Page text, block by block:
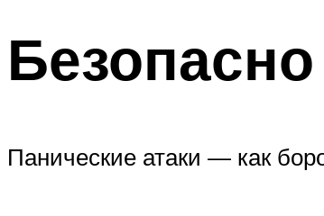
Панические атаки — как